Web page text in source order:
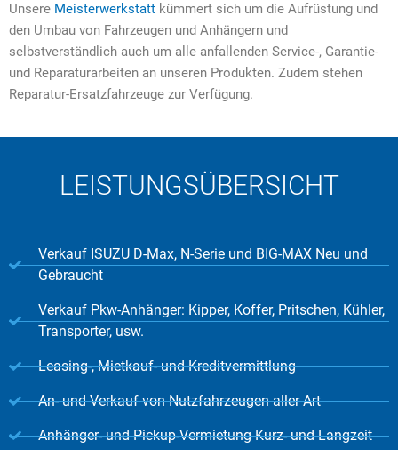
Unsere Meisterwerkstatt kümmert sich um die Aufrüstung und
den Umbau von Fahrzeugen und Anhängern und
selbstverständlich auch um alle anfallenden Service-, Garantie-
und Reparaturarbeiten an unseren Produkten. Zudem stehen
Reparatur-Ersatzfahrzeuge zur Verfügung.
LEISTUNGSÜBERSICHT
Verkauf ISUZU D-Max, N-Serie und BIG-MAX Neu und
Gebraucht
Verkauf Pkw-Anhänger: Kipper, Koffer, Pritschen, Kühler,
Transporter, usw.
Leasing-, Mietkauf- und Kreditvermittlung
An- und Verkauf von Nutzfahrzeugen aller Art
Anhänger- und Pickup-Vermietung Kurz- und Langzeit